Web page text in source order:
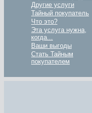
Другие услуги
Тайный покупатель
Что это?
Эта услуга нужна,
когда...
Ваши выгоды
Стать Тайным
покупателем